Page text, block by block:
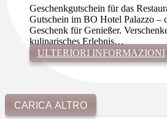
Geschenkgutschein für das
Gutschein im BO Hotel Palazzo –
Geschenk für Genießer.
kulinarisches Erlebnis…
ULTERIORI INFORMAZIONI
CARICA ALTRO